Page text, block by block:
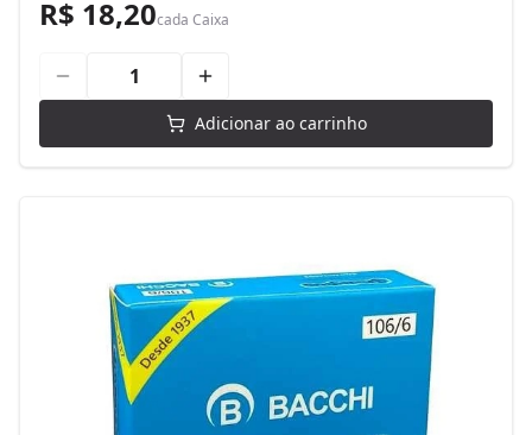
R$ 18,20cada Caixa
Adicionar ao carrinho